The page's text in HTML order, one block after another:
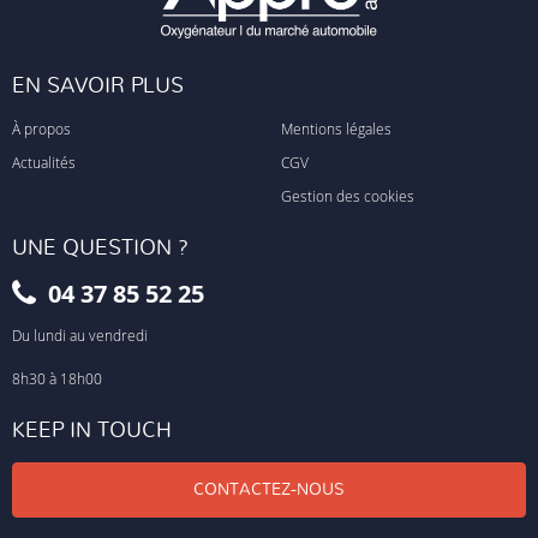
EN SAVOIR PLUS
À propos
Actualités
Mentions légales
CGV
Gestion des cookies
UNE QUESTION ?
04 37 85 52 25
Du lundi au vendredi
8h30 à 18h00
KEEP IN TOUCH
CONTACTEZ-NOUS